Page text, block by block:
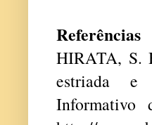
Referências
HIRATA, S.
estriada e